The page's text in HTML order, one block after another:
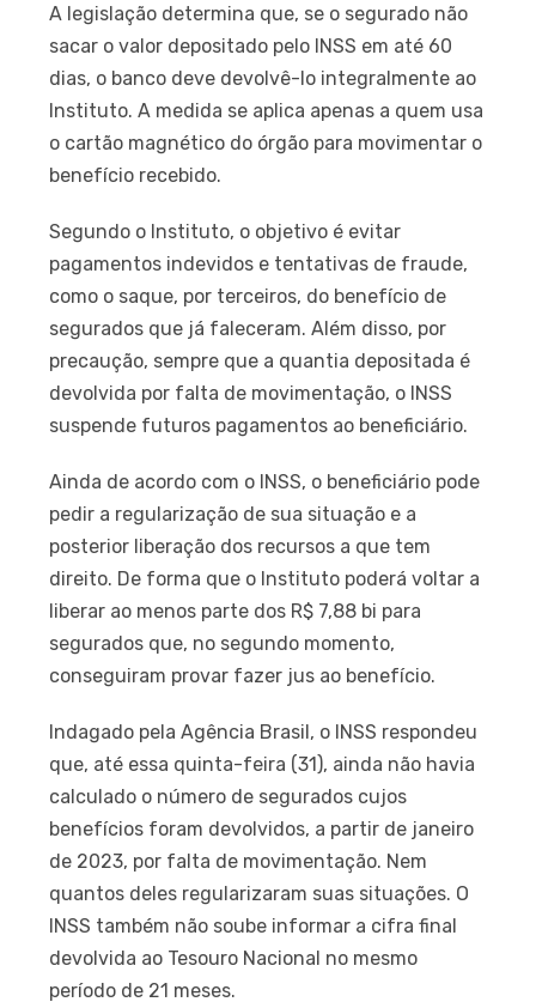
A legislação determina que, se o segurado não
sacar o valor depositado pelo INSS em até 60
dias, o banco deve devolvê-lo integralmente ao
Instituto. A medida se aplica apenas a quem usa
o cartão magnético do órgão para movimentar o
benefício recebido.
Segundo o Instituto, o objetivo é evitar
pagamentos indevidos e tentativas de fraude,
como o saque, por terceiros, do benefício de
segurados que já faleceram. Além disso, por
precaução, sempre que a quantia depositada é
devolvida por falta de movimentação, o INSS
suspende futuros pagamentos ao beneficiário.
Ainda de acordo com o INSS, o beneficiário pode
pedir a regularização de sua situação e a
posterior liberação dos recursos a que tem
direito. De forma que o Instituto poderá voltar a
liberar ao menos parte dos R$ 7,88 bi para
segurados que, no segundo momento,
conseguiram provar fazer jus ao benefício.
Indagado pela Agência Brasil, o INSS respondeu
que, até essa quinta-feira (31), ainda não havia
calculado o número de segurados cujos
benefícios foram devolvidos, a partir de janeiro
de 2023, por falta de movimentação. Nem
quantos deles regularizaram suas situações. O
INSS também não soube informar a cifra final
devolvida ao Tesouro Nacional no mesmo
período de 21 meses.